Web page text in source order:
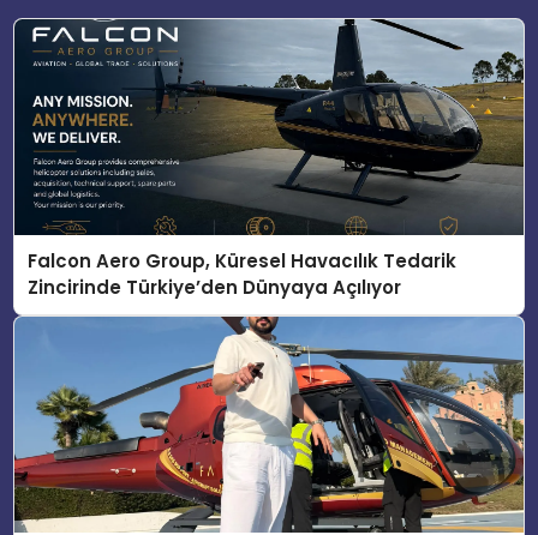
Falcon Aero Group, Küresel Havacılık Tedarik
Zincirinde Türkiye’den Dünyaya Açılıyor